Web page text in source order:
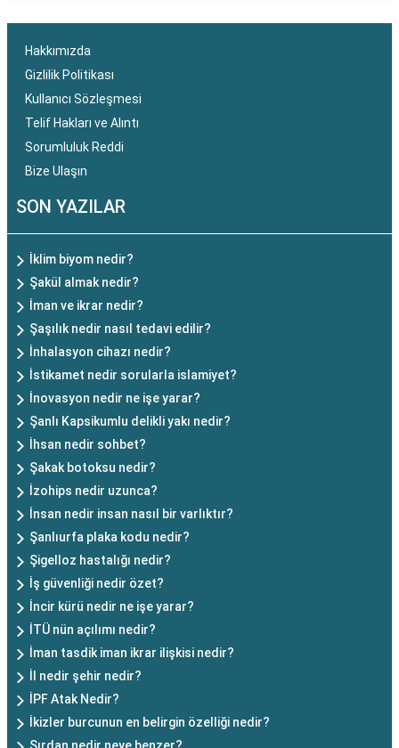
Hakkımızda
Gizlilik Politikası
Kullanıcı Sözleşmesi
Telif Hakları ve Alıntı
Sorumluluk Reddi
Bize Ulaşın
SON YAZILAR
İklim biyom nedir?
Şakül almak nedir?
İman ve ikrar nedir?
Şaşılık nedir nasıl tedavi edilir?
İnhalasyon cihazı nedir?
İstikamet nedir sorularla islamiyet?
İnovasyon nedir ne işe yarar?
Şanlı Kapsikumlu delikli yakı nedir?
İhsan nedir sohbet?
Şakak botoksu nedir?
İzohips nedir uzunca?
İnsan nedir insan nasıl bir varlıktır?
Şanlıurfa plaka kodu nedir?
Şigelloz hastalığı nedir?
İş güvenliği nedir özet?
İncir kürü nedir ne işe yarar?
İTÜ nün açılımı nedir?
İman tasdik iman ikrar ilişkisi nedir?
İl nedir şehir nedir?
İPF Atak Nedir?
İkizler burcunun en belirgin özelliği nedir?